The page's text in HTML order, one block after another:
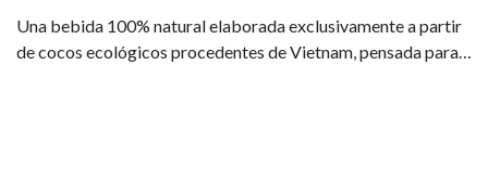
Una bebida 100% natural elaborada exclusivamente a partir
de cocos ecológicos procedentes de Vietnam, pensada para